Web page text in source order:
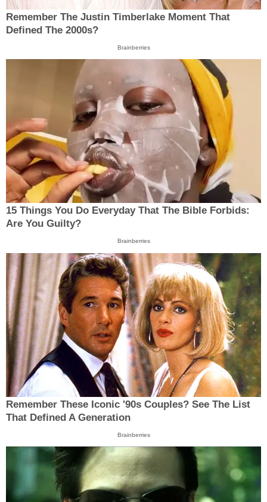
Remember The Justin Timberlake Moment That
Defined The 2000s?
Brainberries
15 Things You Do Everyday That The Bible Forbids:
Are You Guilty?
Brainberries
Remember These Iconic '90s Couples? See The List
That Defined A Generation
Brainberries